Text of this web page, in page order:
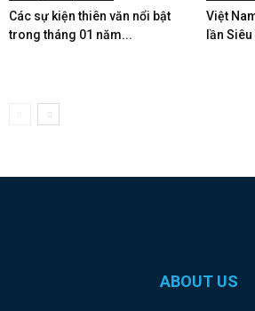
Các sự kiện thiên văn nổi bật
trong tháng 01 năm...
Việt
lần
ABOUT US